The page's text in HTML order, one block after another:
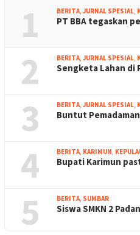
1 BERITA JURNAL SPESIAL
PT BBA tegaskan
2 BERITA JURNAL SPESIAL
Sengketa Lahan di
3 BERITA JURNAL SPESIAL
Buntut
4 BERITA KARIMUN
Bupati Karimun
5 BERITA SUMBAR
Siswa SMKN 2